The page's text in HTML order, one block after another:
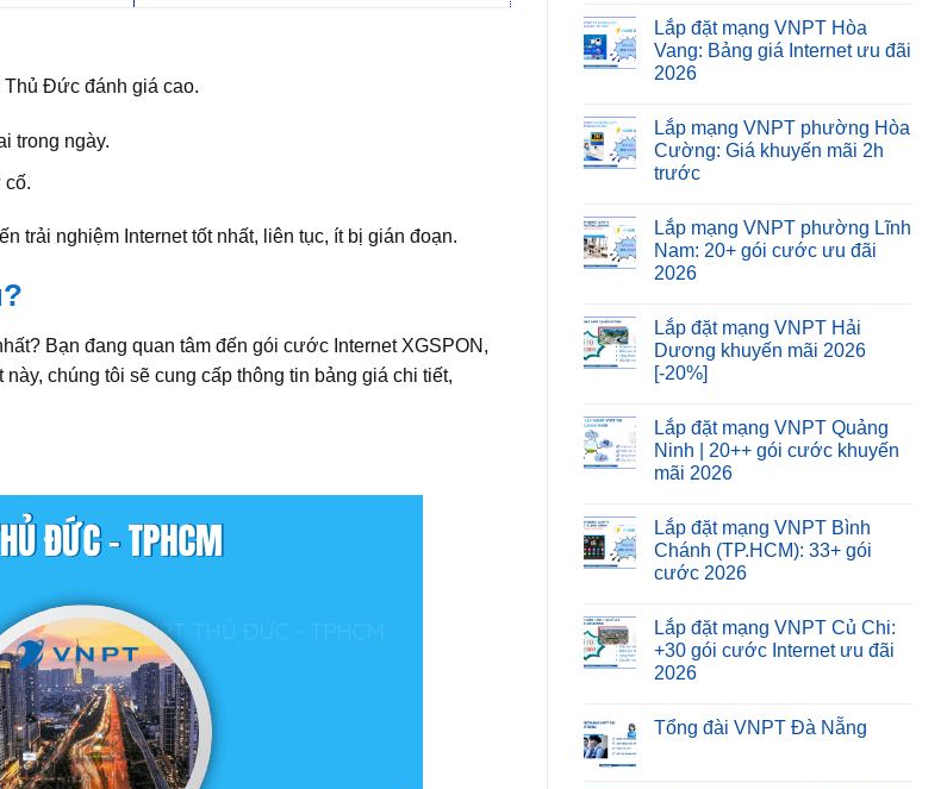
Đức đánh giá cao.
trong ngày.
cố.
trải nghiệm Internet tốt nhất, liên tục, ít bị gián đoạn.
Bạn đang quan tâm đến gói cước Internet XGSPON,
chúng tôi sẽ cung cấp thông tin bảng giá chi tiết,
Lắp đặt mạng VNPT Hòa
Vang: Bảng giá Internet ưu đãi
2026
Lắp mạng VNPT phường Hòa
Cường: Giá khuyến mãi 2h
trước
Lắp mạng VNPT phường Lĩnh
Nam: 20+ gói cước ưu đãi
2026
Lắp đặt mạng VNPT Hải
Dương khuyến mãi 2026
[-20%]
Lắp đặt mạng VNPT Quảng
Ninh | 20++ gói cước khuyến
mãi 2026
Lắp đặt mạng VNPT Bình
Chánh (TP.HCM): 33+ gói
cước 2026
Lắp đặt mạng VNPT Củ Chi:
+30 gói cước Internet ưu đãi
2026
Tổng đài VNPT Đà Nẵng